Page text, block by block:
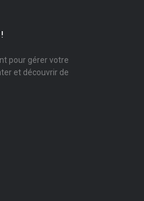
pour gérer votre
et découvrir de